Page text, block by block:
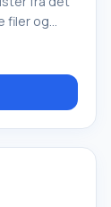
filer og
frigøre
funktioner
Cleanup